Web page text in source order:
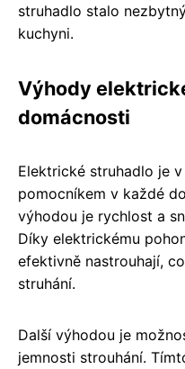
struhadlo stalo
kuchyni.
Výhody
domácnosti
Elektrické struhadlo je
pomocníkem v každé
výhodou je rychlost a
Díky elektrickému
efektivně nastrouhají,
struhání.
Další výhodou je
jemnosti strouhání.